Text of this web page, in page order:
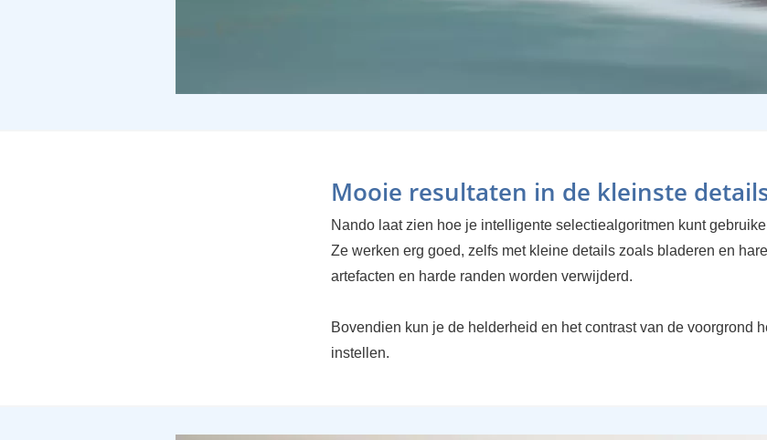
Mooie resultaten in de kleinste
Nando laat zien hoe je intelligente selectiealgoritmen kunt
Ze werken erg goed, zelfs met kleine details zoals bladeren en
artefacten en harde randen worden verwijderd.
Bovendien kun je de helderheid en het contrast van de voorgrond
instellen.